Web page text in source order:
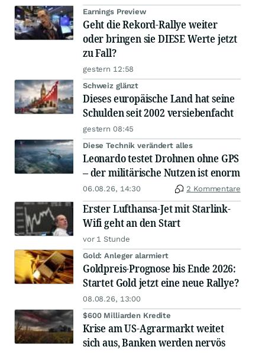
Earnings Preview
Geht die Rekord-Rallye weiter
oder bringen sie DIESE Werte jetzt
zu Fall?
gestern 12:58
Schweiz glänzt
Dieses europäische Land hat seine
Schulden seit 2002 versiebenfacht
gestern 08:45
Diese Technik verändert alles
Leonardo testet Drohnen ohne GPS
– der militärische Nutzen ist enorm
06.08.26, 14:30 2 Kommentare
Erster Lufthansa-Jet mit Starlink-
Wifi geht an den Start
vor 1 Stunde
Gold: Anleger alarmiert
Goldpreis-Prognose bis Ende 2026:
Startet Gold jetzt eine neue Rallye?
08.08.26, 13:00
$600 Milliarden Kredite
Krise am US-Agrarmarkt weitet
sich aus, Banken werden nervös